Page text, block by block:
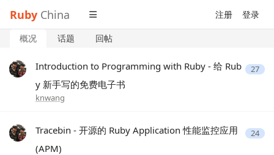
Ruby China 注册 登录
概况 话题 回帖
Introduction to Programming with Ruby - 给 Rub
y 新手写的免费电子书
knwang
27
Tracebin - 开源的 Ruby Application 性能监控应用
(APM)
24